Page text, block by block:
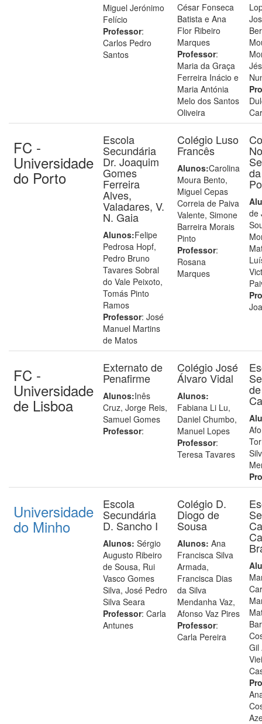
Miguel Jerónimo
Felício
Professor:
Carlos Pedro
Santos
César Fonseca
Batista e Ana
Flor Ribeiro
Marques
Professor:
Maria da Graça
Ferreira Inácio e
Maria Antónia
Melo dos Santos
Oliveira
FC -
Universidade
do Porto
Escola
Secundária
Dr. Joaquim
Gomes
Ferreira
Alves,
Valadares, V.
N. Gaia
Alunos:Felipe
Pedrosa Hopf,
Pedro Bruno
Tavares Sobral
do Vale Peixoto,
Tomás Pinto
Ramos
Professor: José
Manuel Martins
de Matos
Colégio Luso
Francês
Alunos:Carolina
Moura Bento,
Miguel Cepas
Correia de Paiva
Valente, Simone
Barreira Morais
Pinto
Professor:
Rosana
Marques
de
FC -
Universidade
de Lisboa
Externato de
Penafirme
Alunos:Inês
Cruz, Jorge Reis,
Samuel Gomes
Professor:
Colégio José
Álvaro Vidal
Alunos:
Fabiana Li Lu,
Daniel Chumbo,
Manuel Lopes
Professor:
Teresa Tavares
de
Universidade
do Minho
Escola
Secundária
D. Sancho I
Alunos: Sérgio
Augusto Ribeiro
de Sousa, Rui
Vasco Gomes
Silva, José Pedro
Silva Seara
Professor: Carla
Antunes
Colégio D.
Diogo de
Sousa
Alunos: Ana
Francisca Silva
Armada,
Francisca Dias
da Silva
Mendanha Vaz,
Afonso Vaz Pires
Professor:
Carla Pereira
Gil